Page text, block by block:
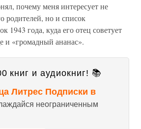
почему меня интересует не
родителей, но и список
1943 года, куда его отец советует
и «громадный ананас».
книг и аудиокниг! 📚
Литрес Подписки в
неограниченным